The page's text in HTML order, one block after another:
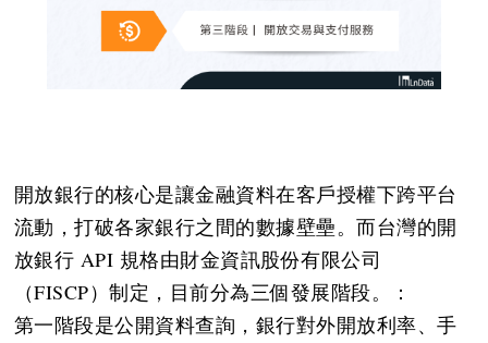
開放銀行的核心是讓金融資料在客戶授權下跨平台
流動，打破各家銀行之間的數據壁壘。而台灣的開
放銀行 API 規格由財金資訊股份有限公司
（FISCP）制定，目前分為三個發展階段。：
第一階段是公開資料查詢，銀行對外開放利率、手